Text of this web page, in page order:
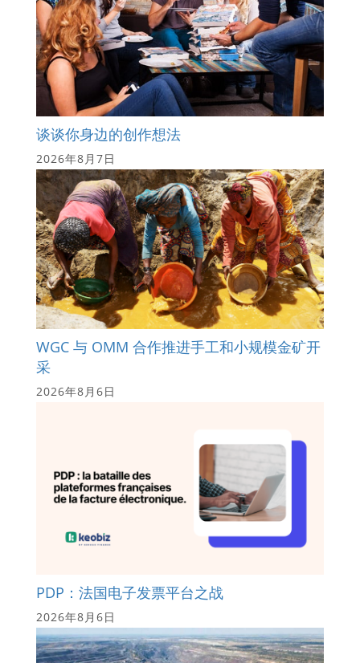
谈谈你身边的创作想法
2026年8月7日
WGC 与 OMM 合作推进手工和小规模金矿开
采
2026年8月6日
PDP：法国电子发票平台之战
2026年8月6日